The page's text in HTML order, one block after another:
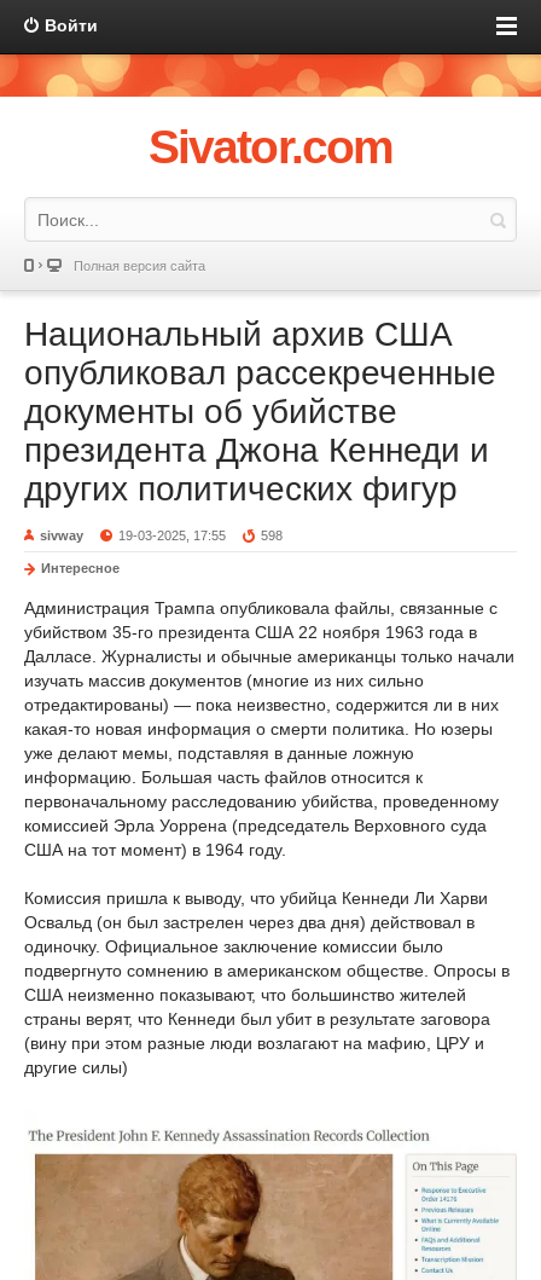
Войти
Sivator.com
Полная версия сайта
Национальный архив США
опубликовал рассекреченные
документы об убийстве
президента Джона Кеннеди и
других политических фигур
sivway 19-03-2025, 17:55 598
Интересное
Администрация Трампа опубликовала файлы, связанные с
убийством 35-го президента США 22 ноября 1963 года в
Далласе. Журналисты и обычные американцы только начали
изучать массив документов (многие из них сильно
отредактированы) — пока неизвестно, содержится ли в них
какая-то новая информация о смерти политика. Но юзеры
уже делают мемы, подставляя в данные ложную
информацию. Большая часть файлов относится к
первоначальному расследованию убийства, проведенному
комиссией Эрла Уоррена (председатель Верховного суда
США на тот момент) в 1964 году.
Комиссия пришла к выводу, что убийца Кеннеди Ли Харви
Освальд (он был застрелен через два дня) действовал в
одиночку. Официальное заключение комиссии было
подвергнуто сомнению в американском обществе. Опросы в
США неизменно показывают, что большинство жителей
страны верят, что Кеннеди был убит в результате заговора
(вину при этом разные люди возлагают на мафию, ЦРУ и
другие силы)